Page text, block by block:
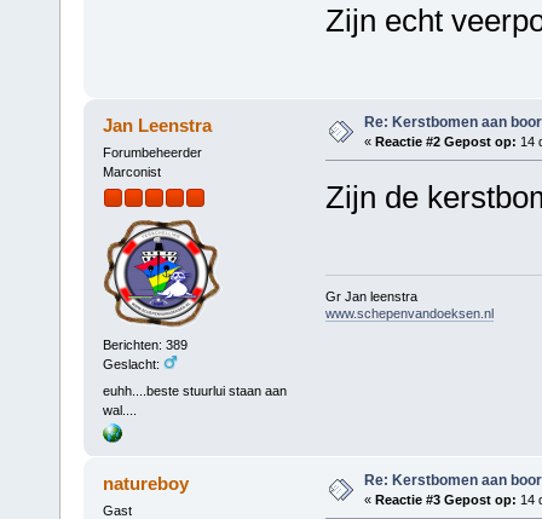
Zijn echt
Jan Leenstra
Forumbeheerder
Marconist
Berichten: 389
Geslacht:
euhh....beste stuurlui staan aan
wal....
Re: Kerstbomen aan
« Reactie #2 Gepost op: 14
Zijn de
Gr Jan leenstra
www.schepenvandoeksen.nl
natureboy
Gast
Re: Kerstbomen aan
« Reactie #3 Gepost op: 14